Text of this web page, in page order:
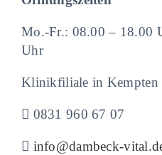
Mo.-Fr.: 08.00 – 18.00
Uhr
Klinikfiliale in Kempten
0831 960 67 07
info@dambeck-